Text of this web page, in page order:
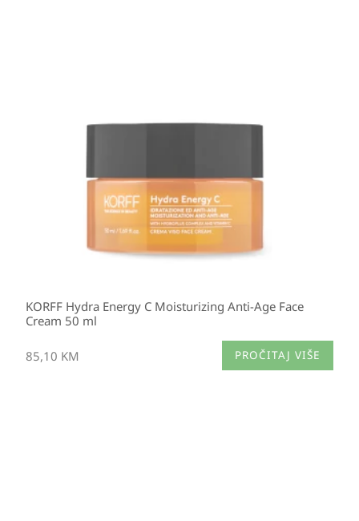
KORFF Hydra Energy C Moisturizing Anti-Age Face
Cream 50 ml
85,10 KM PROČITAJ VIŠE